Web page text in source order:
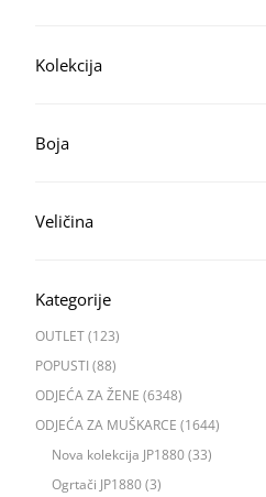
Kolekcija
Boja
Veličina
Kategorije
OUTLET (123)
POPUSTI (88)
ODJEĆA ZA ŽENE (6348)
ODJEĆA ZA MUŠKARCE (1644)
Nova kolekcija JP1880 (33)
Ogrtači JP1880 (3)